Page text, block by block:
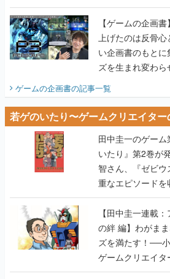
画書】
【ゲームの企画
上げたのは反骨
い企画書のもとに
ズを生まれ変わ
ビュー】
ゲームの企画書の記事一覧
若ゲのいたり〜ゲームクリエイタ
田中圭一のゲー
いたり』第2巻が
智さん、『ゼビ
重なエピソードを
【田中圭一連載：
の絆 編】わがま
ズを満たす！──
ゲームクリエイタ
【若ゲのいたり最